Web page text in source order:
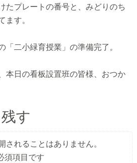
たプレートの番号と、みどりのち
す。
「二小緑育授業」の準備完了。
本日の看板設置班の皆様、おつか
す
されることはありません。
須項目です